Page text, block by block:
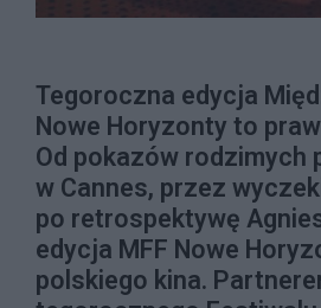
Tegoroczna edycja
Nowe Horyzonty to
Od pokazów
w Cannes, przez
po retrospektywę
edycja MFF Nowe
polskiego kina.